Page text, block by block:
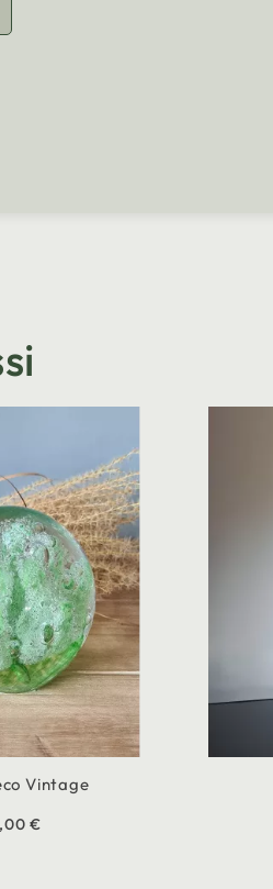
Vintage
€